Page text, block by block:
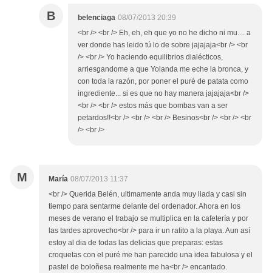
B belenciaga 08/07/2013 20:39
<br /> <br /> Eh, eh, eh que yo no he dicho ni mu.... a
ver donde has leido tú lo de sobre jajajaja<br /> <br
/> <br /> Yo haciendo equilibrios dialécticos,
arriesgandome a que Yolanda me eche la bronca, y
con toda la razón, por poner el puré de patata como
ingrediente... si es que no hay manera jajajaja<br />
<br /> <br /> estos más que bombas van a ser
petardos!!<br /> <br /> <br /> Besinos<br /> <br /> <br
/> <br />
M María 08/07/2013 11:37
<br /> Querida Belén, ultimamente anda muy liada y casi sin
tiempo para sentarme delante del ordenador. Ahora en los
meses de verano el trabajo se multiplica en la cafetería y por
las tardes aprovecho<br /> para ir un ratito a la playa. Aun así
estoy al dia de todas las delicias que preparas: estas
croquetas con el puré me han parecido una idea fabulosa y el
pastel de boloñesa realmente me ha<br /> encantado.